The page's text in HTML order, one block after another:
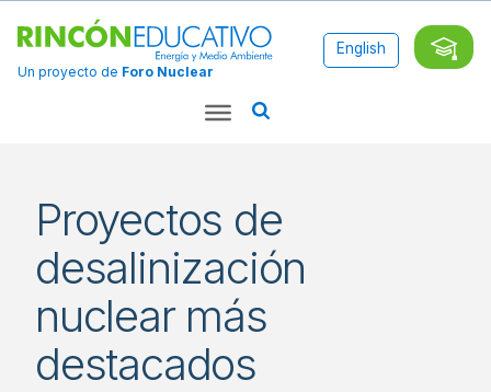
Un proyecto de Foro Nuclear
English
Proyectos de
desalinización
nuclear más
destacados